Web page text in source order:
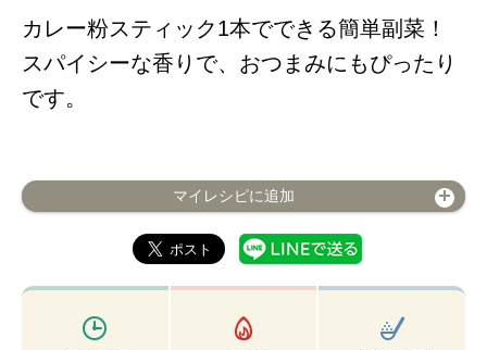
カレー粉スティック1本でできる簡単副菜！
スパイシーな香りで、おつまみにもぴったり
です。
マイレシピに追加